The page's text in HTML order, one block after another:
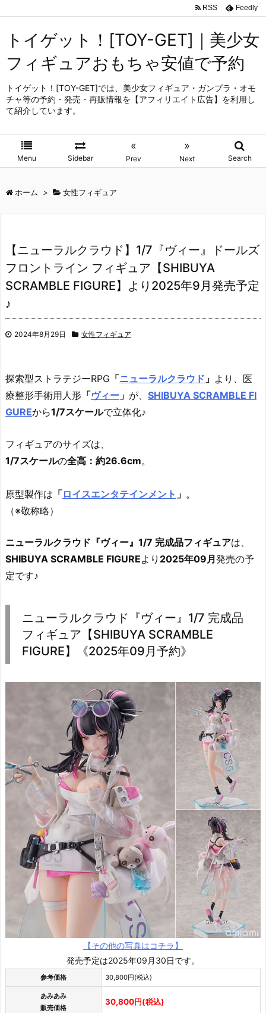
トイゲット！[TOY-GET]｜美少女
フィギュアおもちゃ安値で予約
トイゲット！[TOY-GET]では、美少女フィギュア・ガンプラ・オモ
チャ等の予約・発売・再販情報を【アフィリエイト広告】を利用し
て紹介しています。
Menu Sidebar
«
Prev
»
Next Search
RSS Feedly
ホーム > 女性フィギュア
【ニューラルクラウド】1/7『ヴィー』ドールズ
フロントライン フィギュア【SHIBUYA
SCRAMBLE FIGURE】より2025年9月発売予定
♪
2024年8月29日 女性フィギュア
探索型ストラテジーRPG 「ニューラルクラウド 」 より、医
療整形手術用人形 「ヴィー 」 が、 SHIBUYA SCRAMBLE FI
GUREから1/7スケールで立体化♪
フィギュアのサイズは、
1/7スケールの全高：約26.6cm。
原型製作は 「 ロイスエンタテインメント 」 。
（※敬称略）
ニューラルクラウド『ヴィー』1/7 完成品フィギュアは、
SHIBUYA SCRAMBLE FIGUREより 2025年09月 発売の予
定です♪
ニューラルクラウド『ヴィー』1/7 完成品
フィギュア【SHIBUYA SCRAMBLE
FIGURE】《2025年09月予約》
【その他の写真はコチラ】
発売予定は2025年09月30日です。
参考価格 30,800円(税込)
あみあみ
販売価格
30,800円(税込)